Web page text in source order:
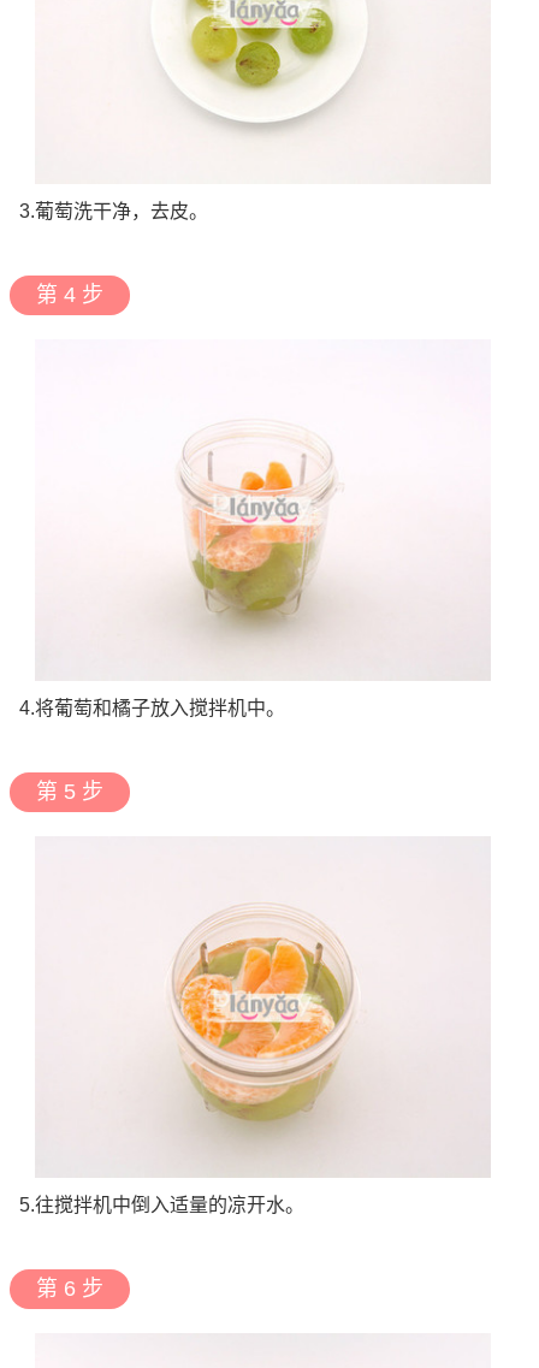
3.葡萄洗干净，去皮。
第 4 步
4.将葡萄和橘子放入搅拌机中。
第 5 步
5.往搅拌机中倒入适量的凉开水。
第 6 步